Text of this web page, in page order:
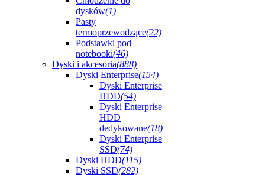
dysków(1)
Pasty
termoprzewodzące(22)
Podstawki pod
notebooki(46)
Dyski i akcesoria(888)
Dyski Enterprise(154)
Dyski Enterprise
HDD(54)
Dyski Enterprise
HDD
dedykowane(18)
Dyski Enterprise
SSD(74)
Dyski HDD(115)
Dyski SSD(282)